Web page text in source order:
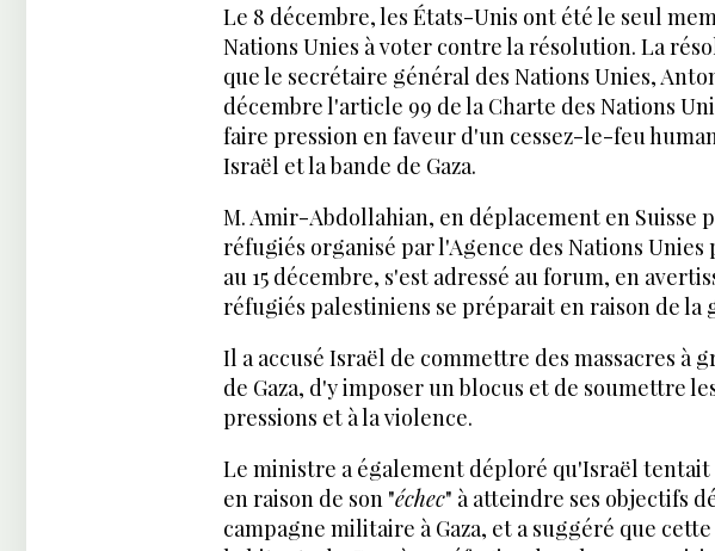
Le 8 décembre, les États-Unis ont été le seul
Nations Unies à voter contre la résolution. La
que le secrétaire général des Nations Unies,
décembre l'article 99 de la Charte des Nations
faire pression en faveur d'un cessez-le-feu
Israël et la bande de Gaza.
M. Amir-Abdollahian, en déplacement en Suisse
réfugiés organisé par l'Agence des Nations Unies
au 15 décembre, s'est adressé au forum, en
réfugiés palestiniens se préparait en raison de la
Il a accusé Israël de commettre des massacres à
de Gaza, d'y imposer un blocus et de soumettre
pressions et à la violence.
Le ministre a également déploré qu'Israël tentait
en raison de son "échec" à atteindre ses objectifs
campagne militaire à Gaza, et a suggéré que